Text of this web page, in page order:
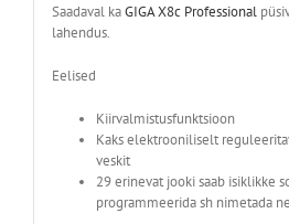
Saadaval kaGIGA X8c Professional
lahendus.
Eelised
Kiirvalmistusfunktsioon
Kaks elektrooniliselt
veskit
29 erinevat jooki saab isiklikke
programmeerida sh nimetada